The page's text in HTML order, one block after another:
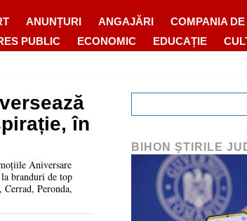
ANUNȚURI ANGAJĂRI
COMPANIA DE
PUBLIC ECONOMIC EDUCAȚIE
în
Aniversare
branduri de top
Cerrad, Peronda,
BIHON ŞTIRILE